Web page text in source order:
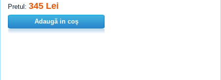
Pretul: 345 Lei
Adaugă in coş